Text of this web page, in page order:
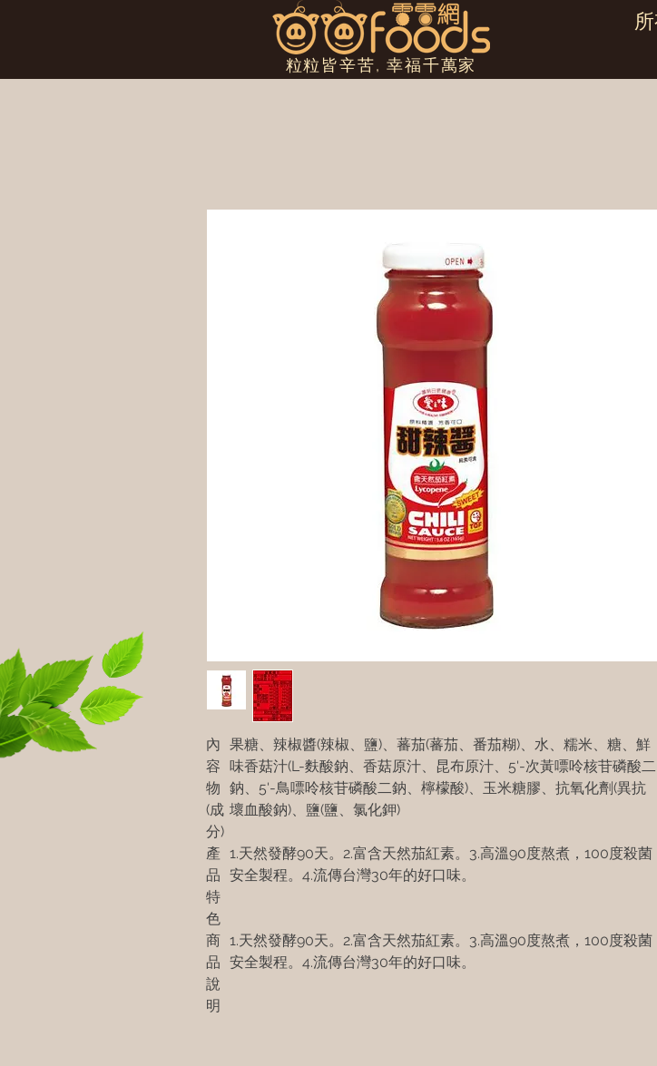
粒粒皆辛苦, 幸福千萬家
內
容
物
(成
分)
果糖、辣椒醬(辣椒、鹽)、蕃茄(蕃茄、番茄糊)、水、糯米、糖、鮮
味香菇汁(L-麩酸鈉、香菇原汁、昆布原汁、5'-次黃嘌呤核苷磷酸二
鈉、5'-鳥嘌呤核苷磷酸二鈉、檸檬酸)、玉米糖膠、抗氧化劑(異抗
壞血酸鈉)、鹽(鹽、氯化鉀)
產
品
特
色
1.天然發酵90天。2.富含天然茄紅素。3.高溫90度熬煮，100度殺菌
安全製程。4.流傳台灣30年的好口味。
商
品
說
明
1.天然發酵90天。2.富含天然茄紅素。3.高溫90度熬煮，100度殺菌
安全製程。4.流傳台灣30年的好口味。